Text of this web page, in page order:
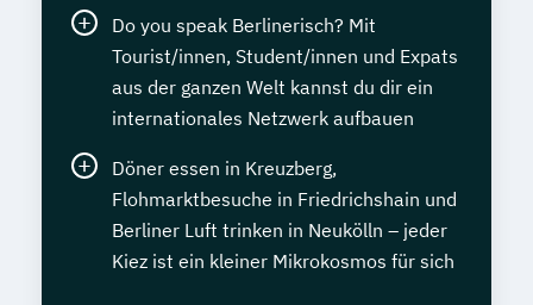
Do you speak Berlinerisch? Mit
Tourist/innen, Student/innen und Expats
aus der ganzen Welt kannst du dir ein
internationales Netzwerk aufbauen
Döner essen in Kreuzberg,
Flohmarktbesuche in Friedrichshain und
Berliner Luft trinken in Neukölln – jeder
Kiez ist ein kleiner Mikrokosmos für sich